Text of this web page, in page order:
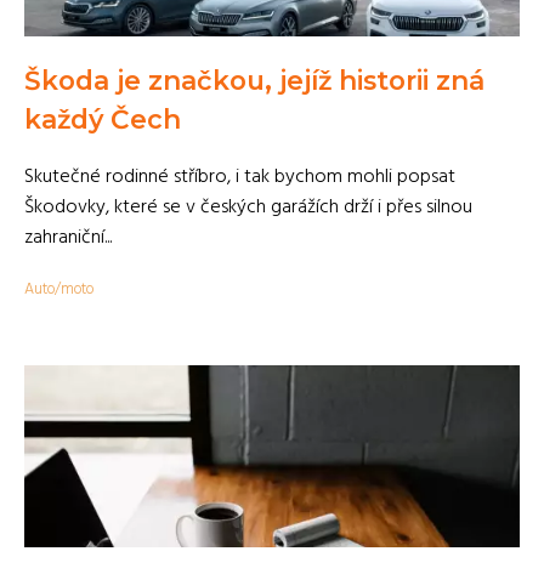
Škoda je značkou, jejíž historii zná
každý Čech
Skutečné rodinné stříbro, i tak bychom mohli popsat
Škodovky, které se v českých garážích drží i přes silnou
zahraniční...
Auto/moto